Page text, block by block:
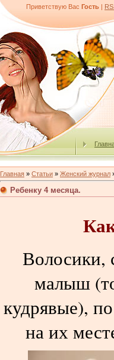
Приветствую Вас Гость |
Главная » Статьи » Женский журнал
Ребенку 4 месяца.
Волосики,
малыш
кудрявые),
на их